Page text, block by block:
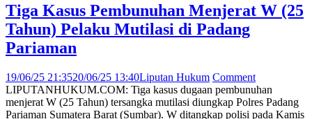
Tiga Kasus Pembunuhan Menjerat W (25
Tahun) Pelaku Mutilasi di Padang
Pariaman
19/06/25 21:3520/06/25 13:40Liputan Hukum Comment
LIPUTANHUKUM.COM: Tiga kasus dugaan pembunuhan
menjerat W (25 Tahun) tersangka mutilasi diungkap Polres Padang
Pariaman Sumatera Barat (Sumbar). W ditangkap polisi pada Kamis